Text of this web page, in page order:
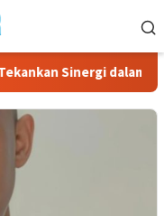
Sinergi dalam Bakti